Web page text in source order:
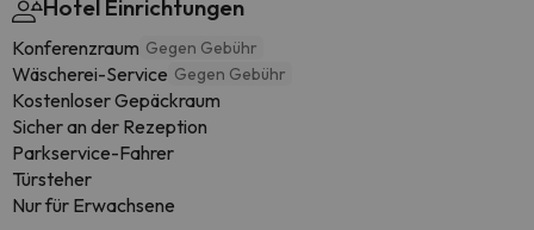
Hotel Einrichtungen
Konferenzraum Gegen Gebühr
Wäscherei-Service Gegen Gebühr
Kostenloser Gepäckraum
Sicher an der Rezeption
Parkservice-Fahrer
Türsteher
Nur für Erwachsene